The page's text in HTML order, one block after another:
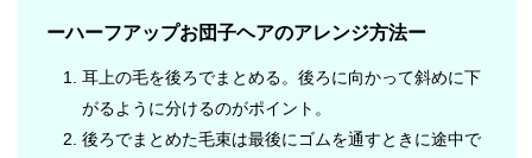
ーハーフアップお団子ヘアのアレンジ方法ー
耳上の毛を後ろでまとめる。後ろに向かって斜めに下
がるように分けるのがポイント。
後ろでまとめた毛束は最後にゴムを通すときに途中で